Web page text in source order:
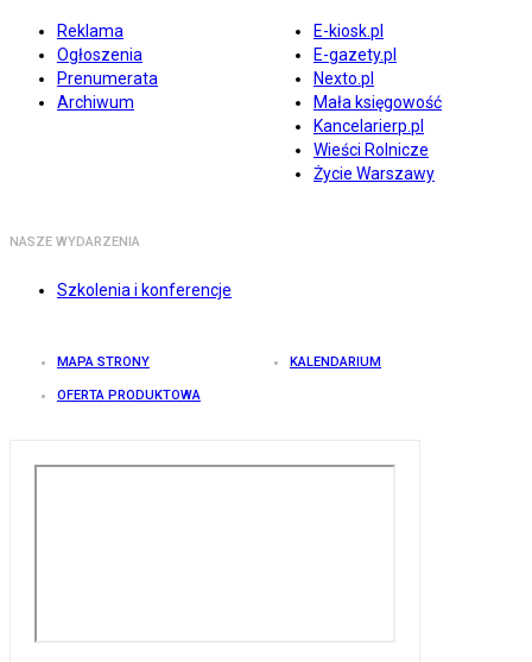
Reklama
Ogłoszenia
Prenumerata
Archiwum
E-kiosk.pl
E-gazety.pl
Nexto.pl
Mała księgowość
Kancelarierp.pl
Wieści Rolnicze
Życie Warszawy
NASZE WYDARZENIA
Szkolenia i konferencje
MAPA STRONY KALENDARIUM
OFERTA PRODUKTOWA